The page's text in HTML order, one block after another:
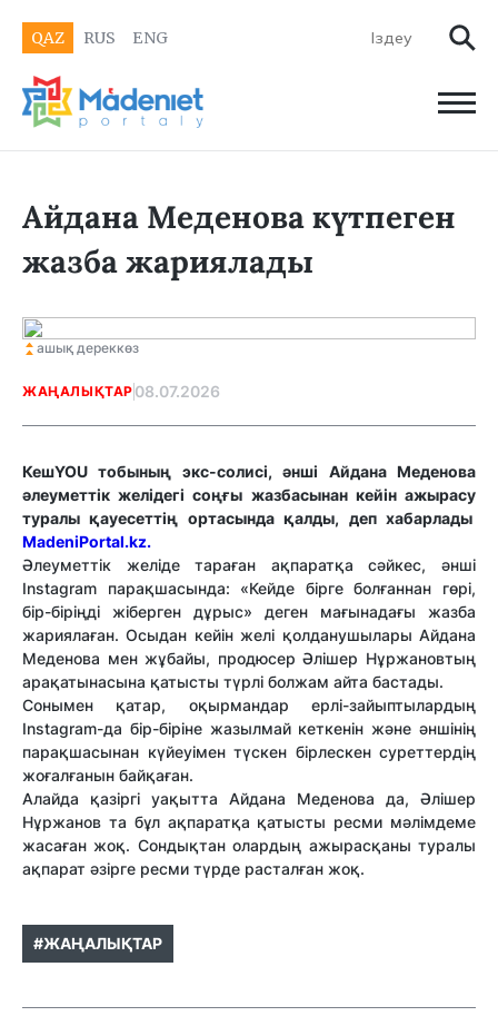
QAZ RUS ENG
Айдана Меденова күтпеген
жазба жариялады
ашық дереккөз
ЖАҢАЛЫҚТАР 08.07.2026
КешYOU тобының экс-солисі, әнші Айдана Меденова
әлеуметтік желідегі соңғы жазбасынан кейін ажырасу
туралы қауесеттің ортасында қалды, деп хабарлады
MadeniPortal.kz.
Әлеуметтік желіде тараған ақпаратқа сәйкес, әнші
Instagram парақшасында: «Кейде бірге болғаннан гөрі,
бір-біріңді жіберген дұрыс» деген мағынадағы жазба
жариялаған. Осыдан кейін желі қолданушылары Айдана
Меденова мен жұбайы, продюсер Әлішер Нұржановтың
арақатынасына қатысты түрлі болжам айта бастады.
Сонымен қатар, оқырмандар ерлі-зайыптылардың
Instagram-да бір-біріне жазылмай кеткенін және әншінің
парақшасынан күйеуімен түскен бірлескен суреттердің
жоғалғанын байқаған.
Алайда қазіргі уақытта Айдана Меденова да, Әлішер
Нұржанов та бұл ақпаратқа қатысты ресми мәлімдеме
жасаған жоқ. Сондықтан олардың ажырасқаны туралы
ақпарат әзірге ресми түрде расталған жоқ.
#ЖАҢАЛЫҚТАР